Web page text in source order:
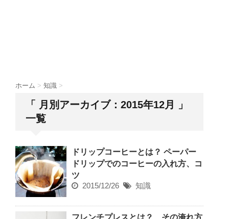
ホーム > 知識 >
「 月別アーカイブ：2015年12月 」
一覧
ドリップコーヒーとは？ ペーパー
ドリップでのコーヒーの入れ方、コ
ツ
2015/12/26
知識
フレンチプレスとは？ その淹れ方